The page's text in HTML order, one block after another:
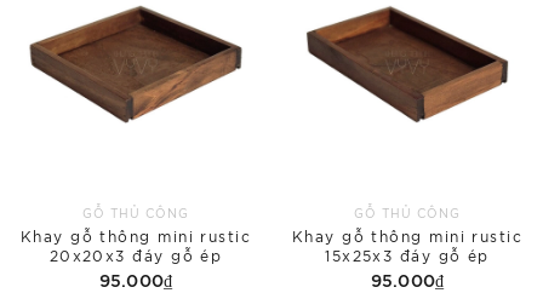
GỖ THỦ CÔNG
Khay gỗ thông mini rustic
20x20x3 đáy gỗ ép
95.000₫
GỖ THỦ CÔNG
Khay gỗ thông mini rustic
15x25x3 đáy gỗ ép
95.000₫